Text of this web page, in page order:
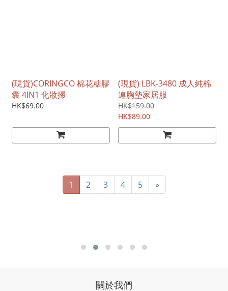
(現貨)CORINGCO 棉花糖膠
囊 4IN1 化妝掃
HK$69.00
(現貨) LBK-3480 成人純棉
連胸墊家居服
HK$159.00
HK$89.00
1 2 3 4 5 »
關於我們